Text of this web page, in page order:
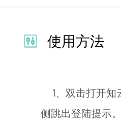
使用方法
1、双击打开知
侧跳出登陆提示